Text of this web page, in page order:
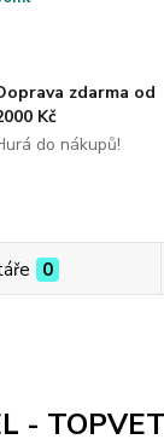
zdarma od
Kč
do nákupů!
0
- TOPVET